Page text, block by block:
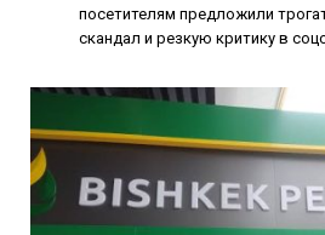
посетителям предложили
скандал и резкую критику в